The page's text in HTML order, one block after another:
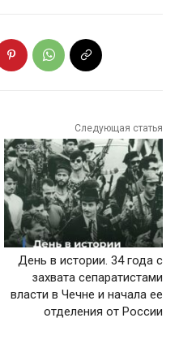
Следующая статья
День в истории. 34 года с
захвата сепаратистами
власти в Чечне и начала ее
отделения от России